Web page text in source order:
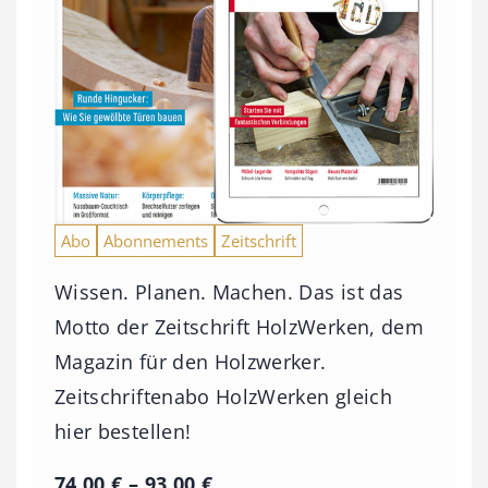
Abo Abonnements Zeitschrift
Wissen. Planen. Machen. Das ist das
Motto der Zeitschrift HolzWerken, dem
Magazin für den Holzwerker.
Zeitschriftenabo HolzWerken gleich
hier bestellen!
P